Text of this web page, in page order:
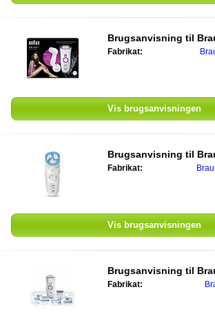
Brugsanvisning til
Fabrikat:
Vis brugsanvisningen
Brugsanvisning til
Fabrikat:
Vis brugsanvisningen
Brugsanvisning til
Fabrikat: